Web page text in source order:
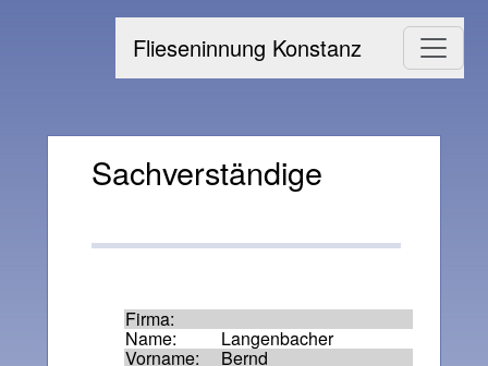
Flieseninnung Konstanz
Sachverständige
Firma:
Name: Langenbacher
Vorname: Bernd